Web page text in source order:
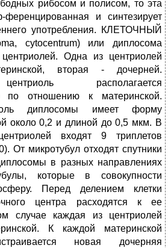
рибосом и полисом, то эта
и синтезирует
употребления. КЛЕТОЧНЫЙ
cytocentrum) или диплосома
Одна из центриолей
вторая - дочерней.
располагается
по отношению к материнской.
диплосомы имеет форму
около 0,2 и длиной до 0,5 мкм. В
входят 9 триплетов
От микротубул отходят спутники
в разных направлениях
которые в совокупности
Перед делением клетки
центра расходятся к ее
случае каждая из центриолей
К каждой материнской
новая дочерняя